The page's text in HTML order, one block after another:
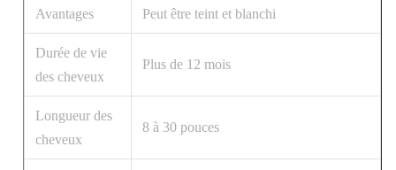
Avantages Peut être teint et blanchi
Durée de vie
des cheveux
Plus de 12 mois
Longueur des
cheveux
8 à 30 pouces